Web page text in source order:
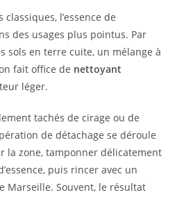
l’essence de
des usages plus pointus. Par
sols en terre cuite, un mélange à
fait office de nettoyant
léger.
tachés de cirage ou de
de détachage se déroule
la zone, tamponner délicatement
puis rincer avec un
Marseille. Souvent, le résultat